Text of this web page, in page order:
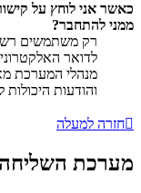
כאשר אני לוחץ על
ממני להתחבר?
רק משתמשים
לדואר
מנהלי המערכת
והודעות
חזרה למעלה
מערכת השליחה